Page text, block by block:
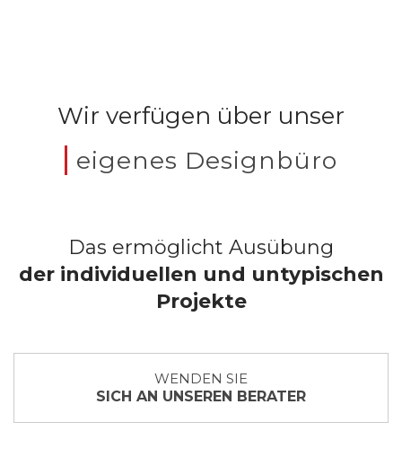
Wir verfügen über unser
eigenes Designbüro
Das ermöglicht Ausübung
der individuellen und untypischen
Projekte
WENDEN SIE
SICH AN UNSEREN BERATER